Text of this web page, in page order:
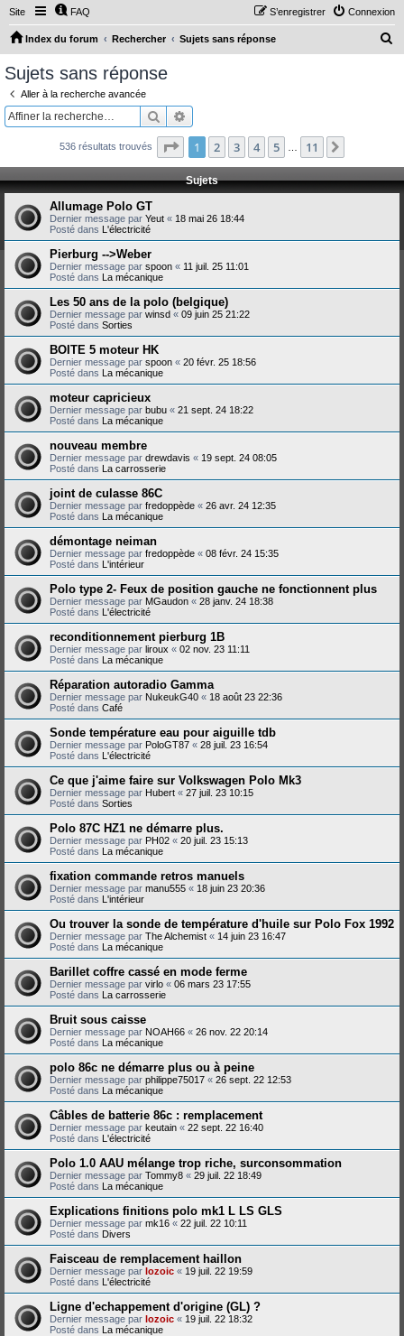
Site FAQ Connexion
S’enregistrer
Index du forum Rechercher Sujets sans réponse
c
h
Sujets sans réponse
Aller à la recherche avancée
Rechercher
536 résultats trouvés Page 1sur11
1 2 3 4 5 11
Sujets
Allumage Polo GT
Dernier message par Yeut « 18 mai 26 18:44
Posté dans L'électricité
Pierburg -->Weber
Dernier message par spoon « 11 juil. 25 11:01
Posté dans La mécanique
Les 50 ans de la polo (belgique)
Dernier message par winsd « 09 juin 25 21:22
Posté dans Sorties
BOITE 5 moteur HK
Dernier message par spoon « 20 févr. 25 18:56
Posté dans La mécanique
moteur capricieux
Dernier message par bubu « 21 sept. 24 18:22
Posté dans La mécanique
nouveau membre
Dernier message par drewdavis « 19 sept. 24 08:05
Posté dans La carrosserie
joint de culasse 86C
Dernier message par fredoppède « 26 avr. 24 12:35
Posté dans La mécanique
démontage neiman
Dernier message par fredoppède « 08 févr. 24 15:35
Posté dans L'intérieur
Polo type 2- Feux de position gauche ne fonctionnent plus
Dernier message par MGaudon « 28 janv. 24 18:38
Posté dans L'électricité
reconditionnement pierburg 1B
Dernier message par liroux « 02 nov. 23 11:11
Posté dans La mécanique
Réparation autoradio Gamma
Dernier message par NukeukG40 « 18 août 23 22:36
Posté dans Café
Sonde température eau pour aiguille tdb
Dernier message par PoloGT87 « 28 juil. 23 16:54
Posté dans L'électricité
Ce que j'aime faire sur Volkswagen Polo Mk3
Dernier message par Hubert « 27 juil. 23 10:15
Posté dans Sorties
Polo 87C HZ1 ne démarre plus.
Dernier message par PH02 « 20 juil. 23 15:13
Posté dans La mécanique
fixation commande retros manuels
Dernier message par manu555 « 18 juin 23 20:36
Posté dans L'intérieur
Ou trouver la sonde de température d'huile sur Polo Fox 1992
Dernier message par The Alchemist « 14 juin 23 16:47
Posté dans La mécanique
Barillet coffre cassé en mode ferme
Dernier message par virlo « 06 mars 23 17:55
Posté dans La carrosserie
Bruit sous caisse
Dernier message par NOAH66 « 26 nov. 22 20:14
Posté dans La mécanique
polo 86c ne démarre plus ou à peine
Dernier message par philippe75017 « 26 sept. 22 12:53
Posté dans La mécanique
Câbles de batterie 86c : remplacement
Dernier message par keutain « 22 sept. 22 16:40
Posté dans L'électricité
Polo 1.0 AAU mélange trop riche, surconsommation
Dernier message par Tommy8 « 29 juil. 22 18:49
Posté dans La mécanique
Explications finitions polo mk1 L LS GLS
Dernier message par mk16 « 22 juil. 22 10:11
Posté dans Divers
Faisceau de remplacement haillon
Dernier message par lozoic « 19 juil. 22 19:59
Posté dans L'électricité
Ligne d'echappement d'origine (GL) ?
Dernier message par lozoic « 19 juil. 22 18:32
Posté dans La mécanique